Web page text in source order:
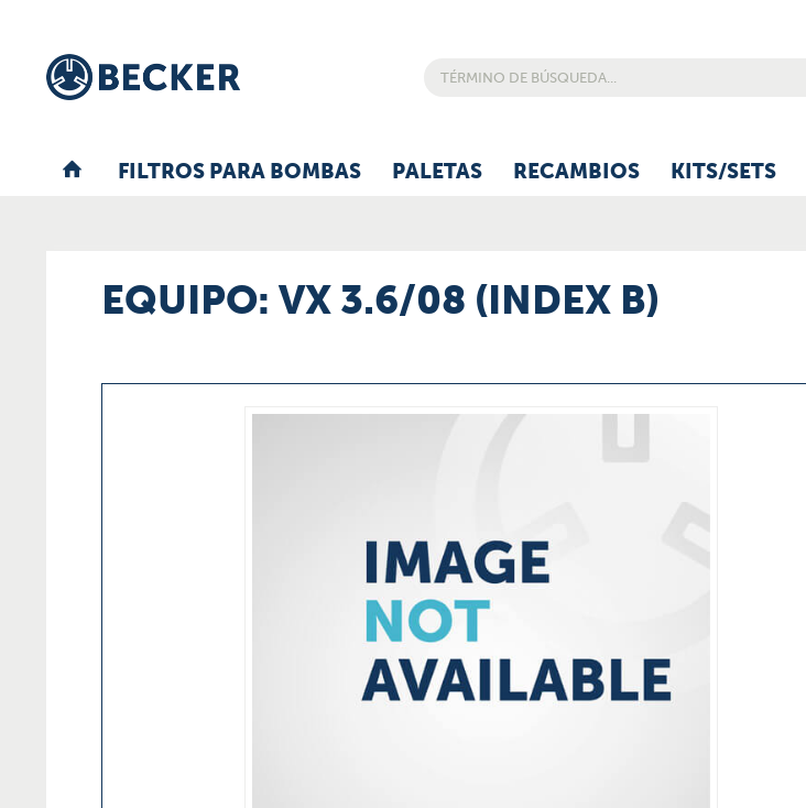
FILTROS PARA BOMBAS PALETAS RECAMBIOS KITS/SETS
EQUIPO: VX 3.6/08 (INDEX B)